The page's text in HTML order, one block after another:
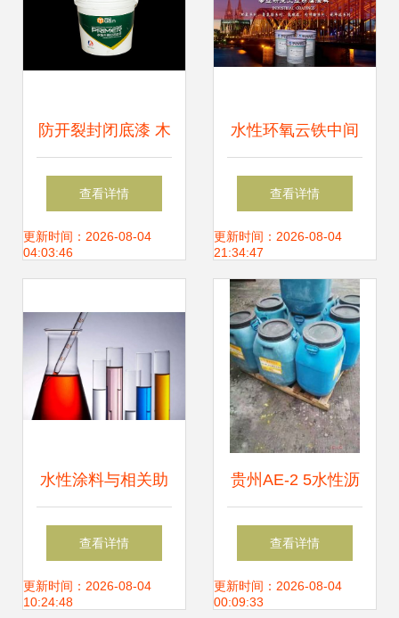
防开裂封闭底漆 木
安贸易 木器防开裂
封闭底漆
查看详情
更新时间：2026-08-04
04:03:46
水性环氧云铁中间
漆的性能、价格与
厂家选购指南
查看详情
更新时间：2026-08-04
21:34:47
水性涂料与相关助
剂产品推荐指南
查看详情
更新时间：2026-08-04
10:24:48
贵州AE-2 5水性沥
青基桥面防水涂料
价格分析及其市场
查看详情
更新时间：2026-08-04
00:09:33